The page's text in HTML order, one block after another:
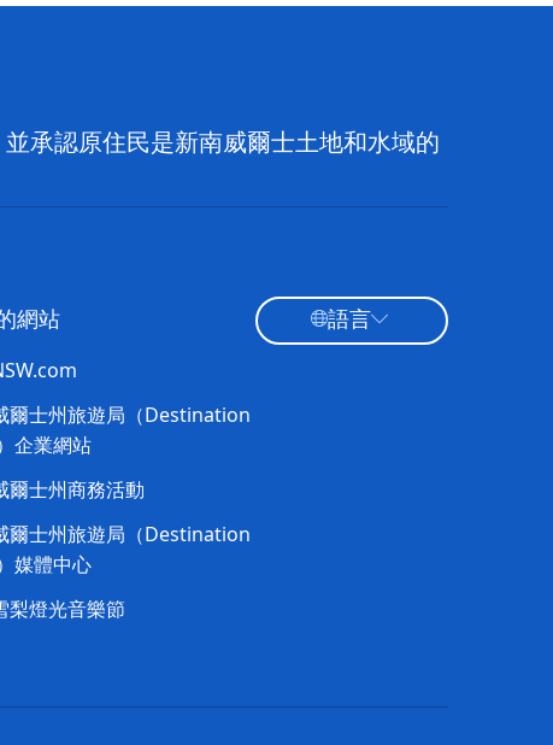
承認原住民是新南威爾士土地和水域的
網站
爾士州旅遊局（Destination
企業網站
爾士州商務活動
爾士州旅遊局（Destination
媒體中心
梨燈光音樂節
語言